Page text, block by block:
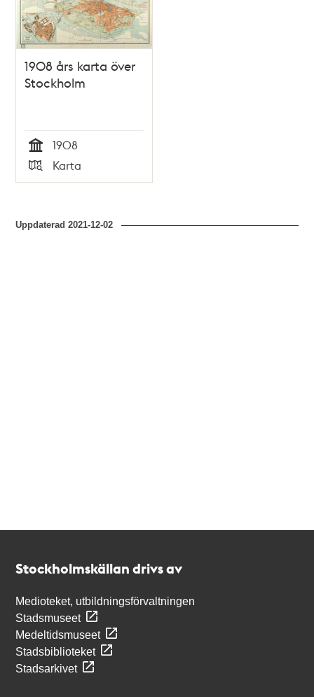
1908 års karta över
Stockholm
Tid
1908
Typ
Karta
Uppdaterad2021-12-02
Stockholmskällan drivs av
Medioteket, utbildningsförvaltningen
Stadsmuseet
Medeltidsmuseet
Stadsbiblioteket
Stadsarkivet